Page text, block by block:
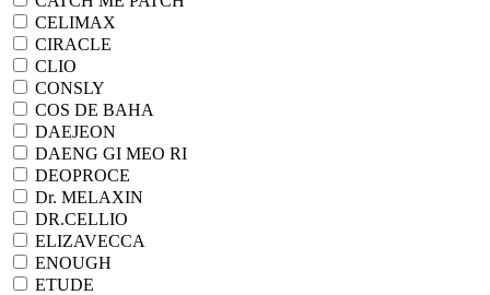
CELIMAX
CIRACLE
CLIO
CONSLY
COS DE BAHA
DAEJEON
DAENG GI MEO RI
DEOPROCE
Dr. MELAXIN
DR.CELLIO
ELIZAVECCA
ENOUGH
ETUDE